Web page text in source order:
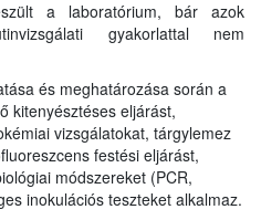
a laboratórium, bár azok
gyakorlattal nem
és meghatározása során a
kitenyésztéses eljárást,
vizsgálatokat, tárgylemez
festési eljárást,
módszereket (PCR,
inokulációs teszteket alkalmaz.